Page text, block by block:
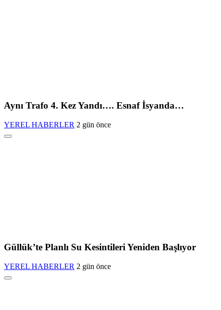
Aynı Trafo 4. Kez Yandı…. Esnaf İsyanda…
YEREL HABERLER 2 gün önce
Güllük’te Planlı Su Kesintileri Yeniden Başlıyor
YEREL HABERLER 2 gün önce